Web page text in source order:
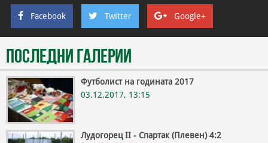
Facebook Twitter Google+
Последни галерии
Футболист на годината 2017
03.12.2017, 13:15
Лудогорец II - Спартак (Плевен) 4:2